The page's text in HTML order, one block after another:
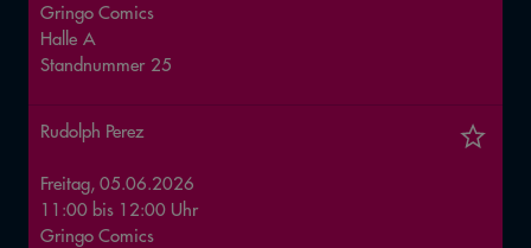
Gringo Comics
Halle A
Standnummer 25
Rudolph Perez
Freitag, 05.06.2026
11:00 bis 12:00 Uhr
Gringo Comics